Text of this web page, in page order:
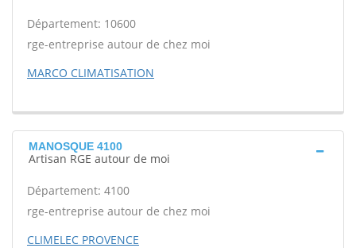
Département: 10600
rge-entreprise autour de chez moi
MARCO CLIMATISATION
MANOSQUE 4100
Artisan RGE autour de moi
Département: 4100
rge-entreprise autour de chez moi
CLIMELEC PROVENCE